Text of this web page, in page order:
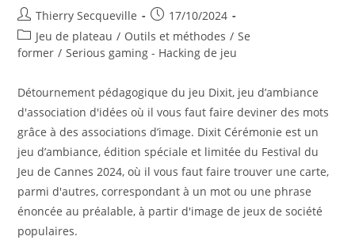
Auteur/autrice
de
la
Thierry Secqueville
Publication
publiée :
17/10/2024
Post
category:
Jeu de plateau / Outils et méthodes / Se
former / Serious gaming - Hacking de jeu
Détournement pédagogique du jeu Dixit, jeu d’ambiance
d'association d'idées où il vous faut faire deviner des mots
grâce à des associations d’image. Dixit Cérémonie est un
jeu d’ambiance, édition spéciale et limitée du Festival du
Jeu de Cannes 2024, où il vous faut faire trouver une carte,
parmi d'autres, correspondant à un mot ou une phrase
énoncée au préalable, à partir d'image de jeux de société
populaires.